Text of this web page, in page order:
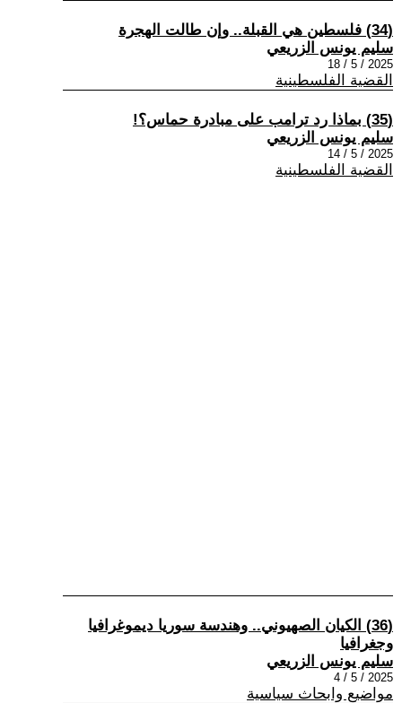
(34) فلسطين هي القبلة.. وإن طالت الهجرة
سليم يونس الزريعي
2025 / 5 / 18
القضية الفلسطينية
(35) بماذا رد ترامب على مبادرة حماس؟!
سليم يونس الزريعي
2025 / 5 / 14
القضية الفلسطينية
(36) الكيان الصهيوني.. وهندسة سوريا ديموغرافيا
وجغرافيا
سليم يونس الزريعي
2025 / 5 / 4
مواضيع وابحاث سياسية